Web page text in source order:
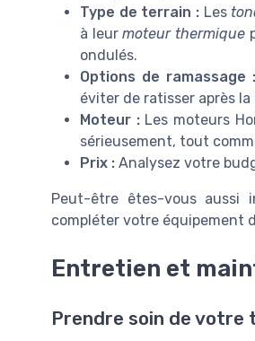
Type de terrain :Les
à leurmoteur thermique
ondulés.
Options de ramassage :
éviter de ratisser après
Moteur :Les moteurs
sérieusement, tout
Prix : Analysez votre
Peut-être êtes-vous aussi
compléter votre équipement
Entretien et
Prendre soin de votre